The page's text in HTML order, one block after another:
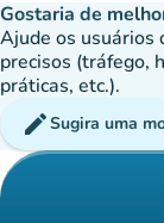
Gostaria de
Ajude os usuários
precisos (tráfego,
práticas, etc.).
editSugira uma